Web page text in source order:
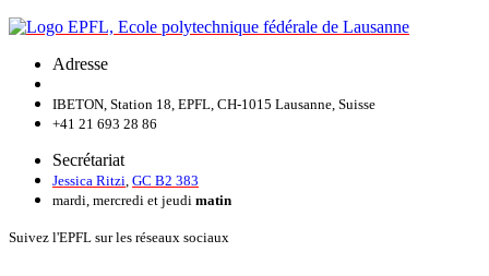
Adresse
IBETON, Station 18, EPFL, CH-1015 Lausanne, Suisse
+41 21 693 28 86
Secrétariat
Jessica Ritzi GC B2 383
mardi, mercredi et jeudi matin
Suivez l'EPFL sur les réseaux sociaux